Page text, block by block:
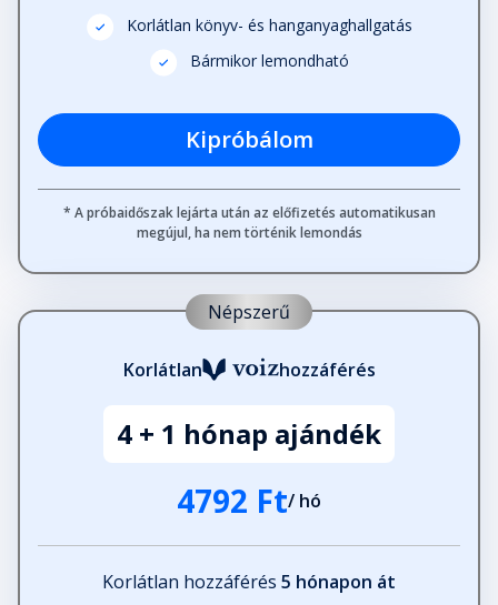
Korlátlan könyv- és hanganyaghallgatás
Bármikor lemondható
Kipróbálom
* A próbaidőszak lejárta után az előfizetés automatikusan
megújul, ha nem történik lemondás
Népszerű
Korlátlan hozzáférés
4 + 1 hónap ajándék
4792 Ft/ hó
Korlátlan hozzáférés 5 hónapon át